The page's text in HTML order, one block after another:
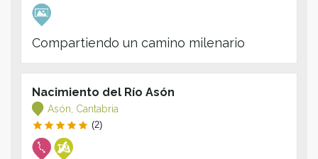
Compartiendo un camino milenario
Nacimiento del Río Asón
Asón, Cantabria
(2)